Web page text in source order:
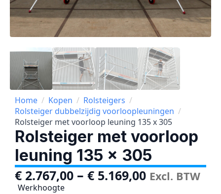
Home Kopen
Rolsteigers
Rolsteiger dubbelzijdig voorloopleuningen
Rolsteiger met voorloop leuning 135 x 305
Rolsteiger met voorloop
leuning 135 x 305
€ 2.767,00 – € 5.169,00 Excl. BTW
Werkhoogte